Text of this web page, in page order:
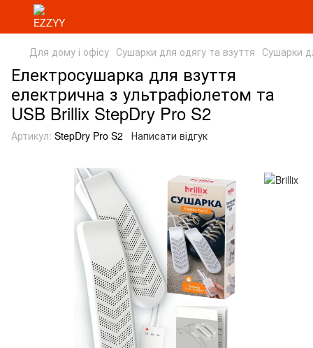
Для дому і офісу Сушарки для одягу та взуття Сушарки
Електросушарка для взуття
електрична з ультрафіолетом та
USB Brillix StepDry Pro S2
Артикул: StepDry Pro S2 Написати відгук